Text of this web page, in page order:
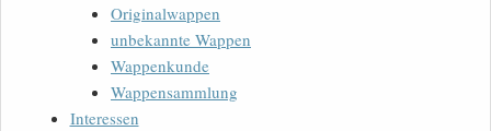
Originalwappen
unbekannte Wappen
Wappenkunde
Wappensammlung
Interessen